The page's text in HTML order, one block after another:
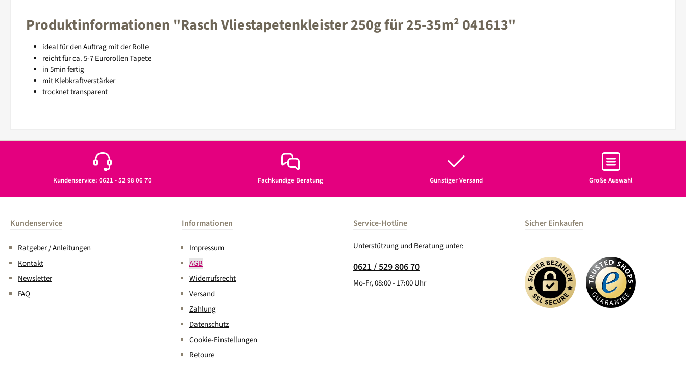
Produktinformationen "Rasch Vliestapetenkleister 250g für 25-35m² 041613"
ideal für den Auftrag mit der Rolle
reicht für ca. 5-7 Eurorollen Tapete
in 5min fertig
mit Klebkraftverstärker
trocknet transparent
Kundenservice: 0621 - 52 98 06 70 Fachkundige Beratung Günstiger Versand Große Auswahl
Kundenservice
Ratgeber / Anleitungen
Kontakt
Newsletter
FAQ
Informationen
Impressum
AGB
Widerrufsrecht
Versand
Zahlung
Datenschutz
Cookie-Einstellungen
Retoure
Service-Hotline
Unterstützung und Beratung unter:
0621 / 529 806 70
Mo-Fr, 08:00 - 17:00 Uhr
Sicher Einkaufen